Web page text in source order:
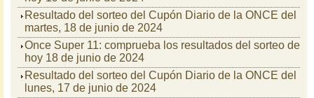
Resultado del sorteo del Cupón Diario de la ONCE del
martes, 18 de junio de 2024
Once Super 11: comprueba los resultados del sorteo de
hoy 18 de junio de 2024
Resultado del sorteo del Cupón Diario de la ONCE del
lunes, 17 de junio de 2024